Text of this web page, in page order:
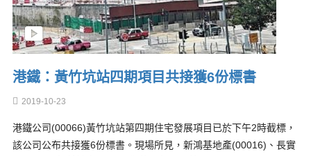
港鐵：黃竹坑站四期項目共接獲6份標書
2019-10-23
港鐵公司(00066)黃竹坑站第四期住宅發展項目已於下午2時截標，
該公司公布共接獲6份標書。現場所見，新鴻基地產(00016)、長實